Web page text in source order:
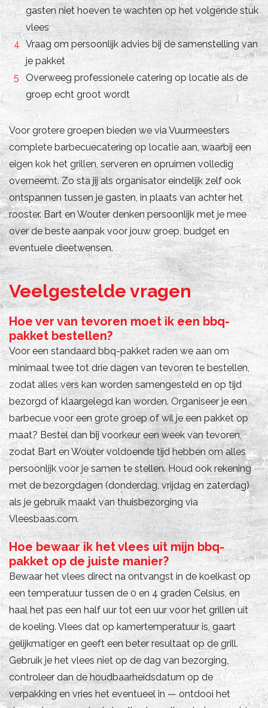
gasten niet hoeven te wachten op het volgende stuk
vlees
Vraag om persoonlijk advies bij de samenstelling van
je pakket
Overweeg professionele catering op locatie als de
groep echt groot wordt
Voor grotere groepen bieden we via Vuurmeesters
complete barbecuecatering op locatie aan, waarbij een
eigen kok het grillen, serveren en opruimen volledig
overneemt. Zo sta jij als organisator eindelijk zelf ook
ontspannen tussen je gasten, in plaats van achter het
rooster. Bart en Wouter denken persoonlijk met je mee
over de beste aanpak voor jouw groep, budget en
eventuele dieetwensen.
Veelgestelde vragen
Hoe ver van tevoren moet ik een bbq-
pakket bestellen?
Voor een standaard bbq-pakket raden we aan om
minimaal twee tot drie dagen van tevoren te bestellen,
zodat alles vers kan worden samengesteld en op tijd
bezorgd of klaargelegd kan worden. Organiseer je een
barbecue voor een grote groep of wil je een pakket op
maat? Bestel dan bij voorkeur een week van tevoren,
zodat Bart en Wouter voldoende tijd hebben om alles
persoonlijk voor je samen te stellen. Houd ook rekening
met de bezorgdagen (donderdag, vrijdag en zaterdag)
als je gebruik maakt van thuisbezorging via
Vleesbaas.com.
Hoe bewaar ik het vlees uit mijn bbq-
pakket op de juiste manier?
Bewaar het vlees direct na ontvangst in de koelkast op
een temperatuur tussen de 0 en 4 graden Celsius, en
haal het pas een half uur tot een uur voor het grillen uit
de koeling. Vlees dat op kamertemperatuur is, gaart
gelijkmatiger en geeft een beter resultaat op de grill.
Gebruik je het vlees niet op de dag van bezorging,
controleer dan de houdbaarheidsdatum op de
verpakking en vries het eventueel in — ontdooi het